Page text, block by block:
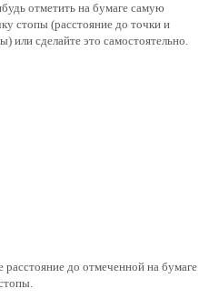
отметить на бумаге самую
стопы (расстояние до точки и
или сделайте это самостоятельно.
расстояние до отмеченной на бумаге